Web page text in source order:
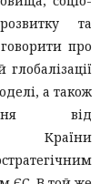
та
про
а також
від
Країни